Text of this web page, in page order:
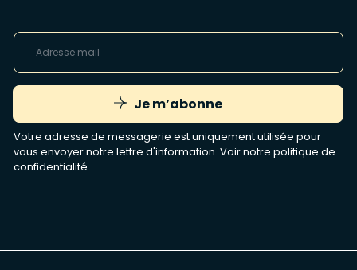
Je m’abonne
Votre adresse de messagerie est uniquement utilisée pour
vous envoyer notre lettre d'information. Voir notre politique de
confidentialité.